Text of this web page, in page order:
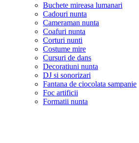
Buchete mireasa lumanari
Cadouri nunta
Cameraman nunta
Coafuri nunta
Corturi nunti
Costume mire
Cursuri de dans
Decoratiuni nunta
DJ si sonorizari
Fantana de ciocolata sampanie
Foc artificii
Formatii nunta